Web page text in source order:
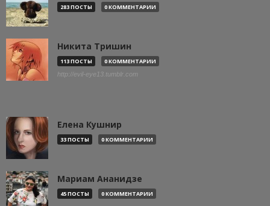
283 ПОСТЫ 0 КОММЕНТАРИИ
Никита Тришин
113 ПОСТЫ 0 КОММЕНТАРИИ
http://evil-eye13.tumblr.com
Елена Кушнир
33 ПОСТЫ 0 КОММЕНТАРИИ
Мариам Ананидзе
45 ПОСТЫ 0 КОММЕНТАРИИ